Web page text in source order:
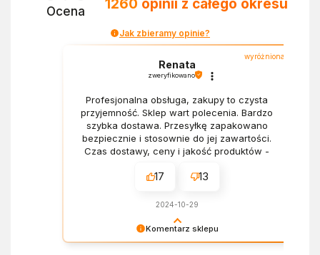
Ocena
1260 opinii z całego okresu
Jak zbieramy opinie?
Komentarz sklepu
wyróżniona
Renata
zweryfikowano
Profesjonalna obsługa, zakupy to czysta
przyjemność. Sklep wart polecenia. Bardzo
szybka dostawa. Przesyłkę zapakowano
bezpiecznie i stosownie do jej zawartości.
Czas dostawy, ceny i jakość produktów -
17 13
2024-10-29